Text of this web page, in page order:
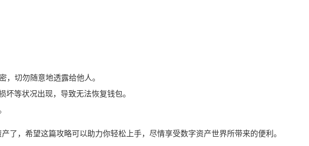
，切勿随意地透露给他人。
等状况出现，导致无法恢复钱包。
了，希望这篇攻略可以助力你轻松上手，尽情享受数字资产世界所带来的便利。